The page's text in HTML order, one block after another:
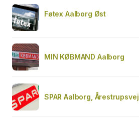
Føtex Aalborg Øst
MIN KØBMAND Aalborg
SPAR Aalborg, Årestrupsvej